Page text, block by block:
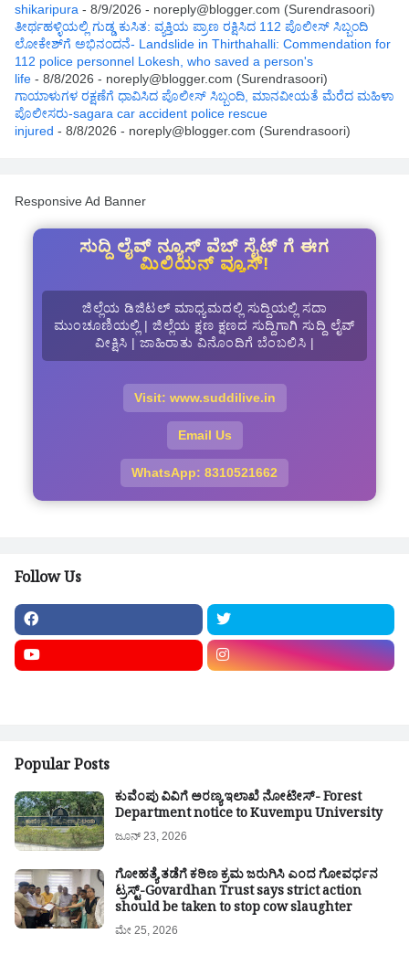
shikaripura - 8/9/2026 - noreply@blogger.com (Surendrasoori)
ತೀರ್ಥಹಳ್ಳಿಯಲ್ಲಿ ಗುಡ್ಡ ಕುಸಿತ: ವ್ಯಕ್ತಿಯ ಪ್ರಾಣ ರಕ್ಷಿಸಿದ 112 ಪೊಲೀಸ್ ಸಿಬ್ಬಂದಿ
ಲೋಕೇಶ್‌ಗೆ ಅಭಿನಂದನೆ- Landslide in Thirthahalli: Commendation for
112 police personnel Lokesh, who saved a person's
life - 8/8/2026 - noreply@blogger.com (Surendrasoori)
ಗಾಯಾಳುಗಳ ರಕ್ಷಣೆಗೆ ಧಾವಿಸಿದ ಪೊಲೀಸ್ ಸಿಬ್ಬಂದಿ, ಮಾನವೀಯತೆ ಮೆರೆದ ಮಹಿಳಾ
ಪೊಲೀಸರು-sagara car accident police rescue
injured - 8/8/2026 - noreply@blogger.com (Surendrasoori)
Responsive Ad Banner
ಸುದ್ದಿ ಲೈವ್ ನ್ಯೂಸ್ ವೆಬ್ ಸೈಟ್ ಗೆ ಈಗ
ಮಿಲಿಯನ್ ವ್ಯೂಸ್!
ಜಿಲ್ಲೆಯ ಡಿಜಿಟಲ್ ಮಾಧ್ಯಮದಲ್ಲಿ ಸುದ್ದಿಯಲ್ಲಿ ಸದಾ
ಮುಂಚೂಣಿಯಲ್ಲಿ | ಜಿಲ್ಲೆಯ ಕ್ಷಣ ಕ್ಷಣದ ಸುದ್ದಿಗಾಗಿ ಸುದ್ದಿ ಲೈವ್
ವೀಕ್ಷಿಸಿ | ಜಾಹಿರಾತು ವಿನೊಂದಿಗೆ ಬೆಂಬಲಿಸಿ |
Visit: www.suddilive.in
Email Us
WhatsApp: 8310521662
Follow Us
Popular Posts
ಕುವೆಂಪು ವಿವಿಗೆ ಅರಣ್ಯ ಇಲಾಖೆ ನೋಟೀಸ್- Forest
Department notice to Kuvempu University
ಜೂನ್ 23, 2026
ಗೋಹತ್ಯೆ ತಡೆಗೆ ಕಠಿಣ ಕ್ರಮ ಜರುಗಿಸಿ ಎಂದ ಗೋವರ್ಧನ
ಟ್ರಸ್ಟ್-Govardhan Trust says strict action
should be taken to stop cow slaughter
ಮೇ 25, 2026